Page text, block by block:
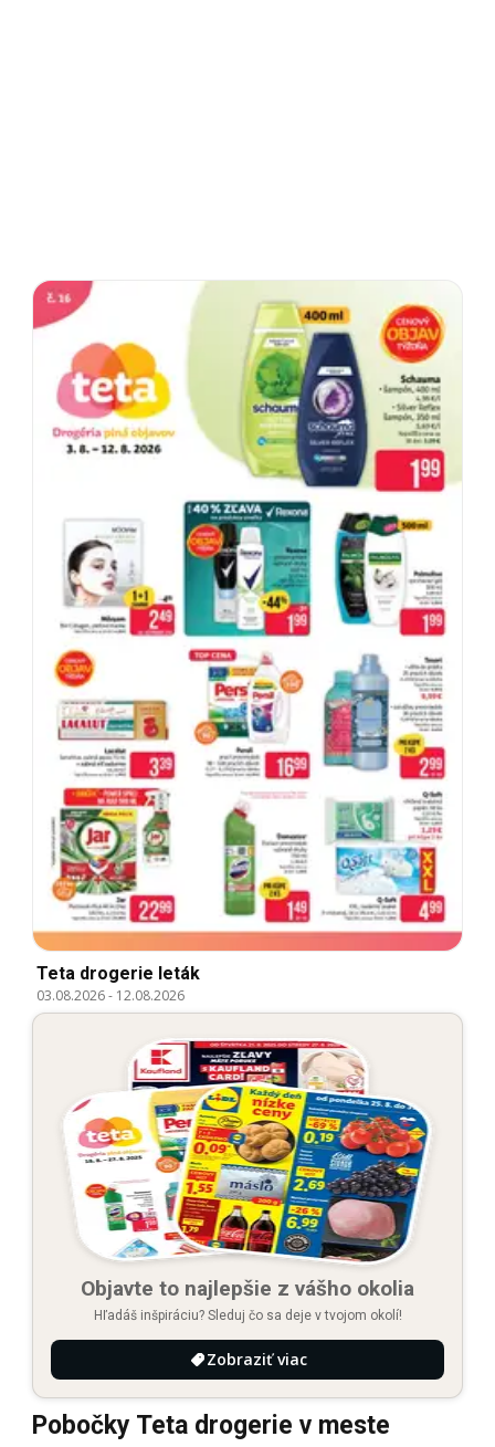
Teta drogerie leták
03.08.2026- 12.08.2026
Objavte to najlepšie z vášho okolia
Hľadáš inšpiráciu? Sleduj čo sa deje v tvojom okolí!
Zobraziť viac
Pobočky Teta drogerie v meste